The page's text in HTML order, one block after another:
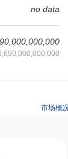
no data
高交易效率和
用建立了合作
使用。 市场存
者和用户的持
台的独特功能
解决方案，而
市场概